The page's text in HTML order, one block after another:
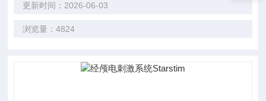
更新时间：2026-06-03
浏览量：4824